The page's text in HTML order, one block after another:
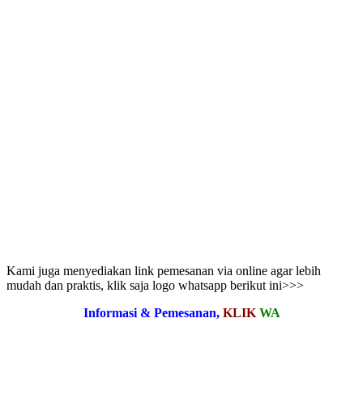
Kami juga menyediakan link pemesanan via online agar lebih
mudah dan praktis, klik saja logo whatsapp berikut ini>>>
Informasi & Pemesanan, KLIK WA